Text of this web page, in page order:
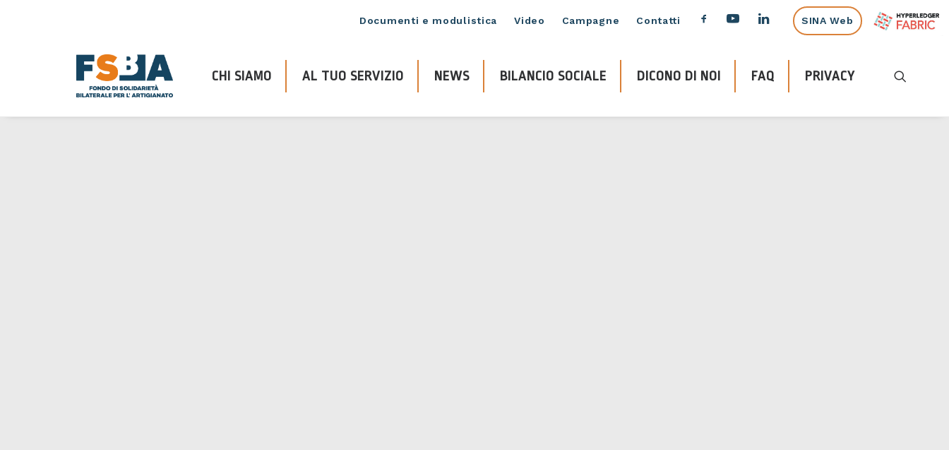
Documenti e modulistica Video Campagne Contatti SINA Web
CHI SIAMO AL TUO SERVIZIO NEWS BILANCIO SOCIALE DICONO DI NOI FAQ PRIVACY